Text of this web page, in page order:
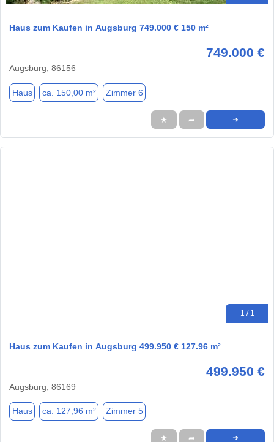
Haus zum Kaufen in Augsburg 749.000 € 150 m²
749.000 €
Augsburg, 86156
Haus ca. 150,00 m² Zimmer 6
★ ➦ ➜
1 / 1
Haus zum Kaufen in Augsburg 499.950 € 127.96 m²
499.950 €
Augsburg, 86169
Haus ca. 127,96 m² Zimmer 5
★ ➦ ➜